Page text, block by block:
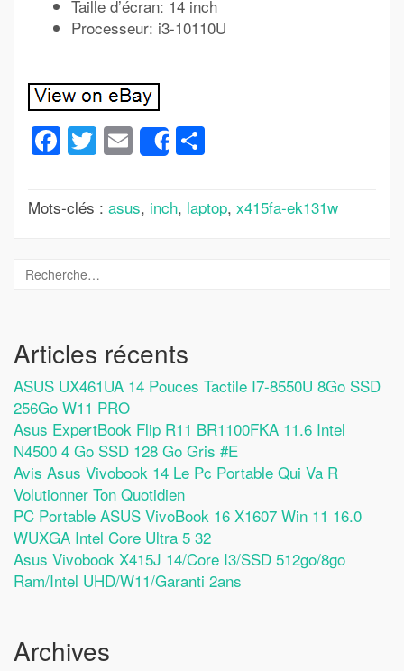
Taille d’écran: 14 inch
Processeur: i3-10110U
Facebook
Twitter
Email
Share
Mots-clés : asus, inch, laptop, x415fa-ek131w
Articles récents
ASUS UX461UA 14 Pouces Tactile I7-8550U 8Go SSD
256Go W11 PRO
Asus ExpertBook Flip R11 BR1100FKA 11.6 Intel
N4500 4 Go SSD 128 Go Gris #E
Avis Asus Vivobook 14 Le Pc Portable Qui Va R
Volutionner Ton Quotidien
PC Portable ASUS VivoBook 16 X1607 Win 11 16.0
WUXGA Intel Core Ultra 5 32
Asus Vivobook X415J 14/Core I3/SSD 512go/8go
Ram/Intel UHD/W11/Garanti 2ans
Archives